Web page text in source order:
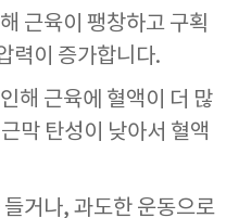
근육이 팽창하고 구획
력이 증가합니다.
해 근육에 혈액이 더 많
막 탄성이 낮아서 혈액
거나, 과도한 운동으로